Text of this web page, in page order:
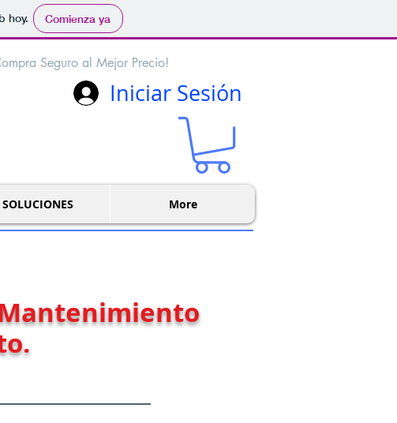
hoy. Comienza ya
Iniciar Sesión
SOLUCIONES More
Seguro al Mejor Precio!